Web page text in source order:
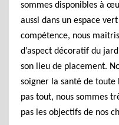
sommes disponibles à
aussi dans un espace
compétence, nous
d’aspect décoratif du
son lieu de placement.
soigner la santé de toute
pas tout, nous sommes
pas les objectifs de nos